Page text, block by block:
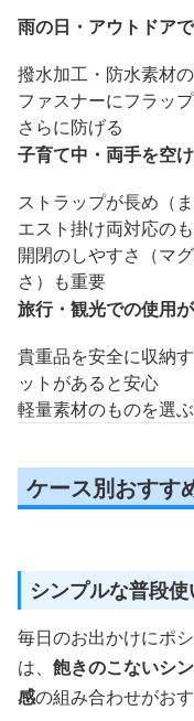
雨の日・アウトドア
撥水加工・防水素材
ファスナーにフラッ
さらに防げる
子育て中・両手を空
ストラップが長め（
エスト掛け両対応の
開閉のしやすさ（マ
さ）も重要
旅行・観光での使用
貴重品を安全に収納
ットがあると安心
軽量素材のものを選
ケース別おすす
シンプルな普段
毎日のお出かけにポ
は、 飽きのこないシ
感の組み合わせがおす